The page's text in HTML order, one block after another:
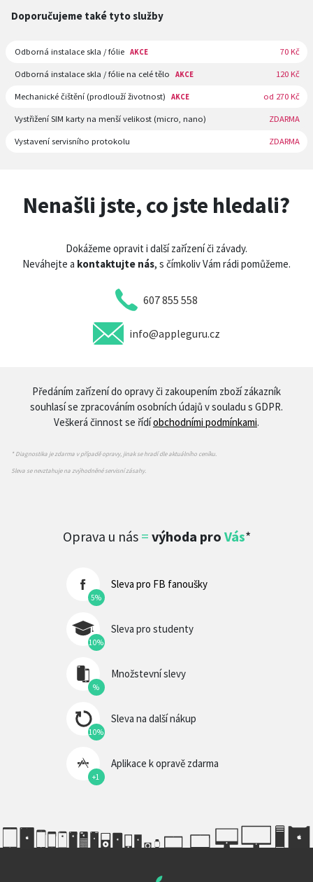
Doporučujeme také tyto služby
Odborná instalace skla / fólie AKCE 70 Kč
Odborná instalace skla / fólie na celé tělo AKCE 120 Kč
Mechanické čištění (prodlouží životnost) AKCE od 270 Kč
Vystřižení SIM karty na menší velikost (micro, nano) ZDARMA
Vystavení servisního protokolu ZDARMA
Nenašli jste, co jste hledali?
Dokážeme opravit i další zařízení či závady.
Neváhejte a kontaktujte nás, s čímkoliv Vám rádi pomůžeme.
607 855 558
info@appleguru.cz
Předáním zařízení do opravy či zakoupením zboží zákazník
souhlasí se zpracováním osobních údajů v souladu s GDPR.
Veškerá činnost se řídíobchodními podmínkami.
* Diagnostika je zdarma v případě opravy, jinak se hradí dle aktuálního ceníku.
Sleva se nevztahuje na zvýhodněné servisní zásahy.
Oprava u nás = výhoda pro Vás*
5%
Sleva pro FB fanoušky
10%
Sleva pro studenty
%
Množstevní slevy
10%
Sleva na další nákup
+1
Aplikace k opravě zdarma